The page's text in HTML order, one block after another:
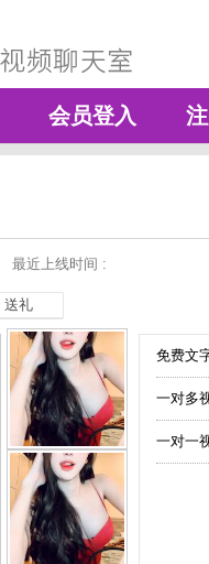
会员登入
最近上线时间 :
送礼
免费文
一对多
一对一